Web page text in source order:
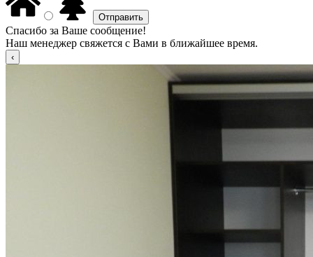
Спасибо за Ваше сообщение!
Наш менеджер свяжется с Вами в ближайшее время.